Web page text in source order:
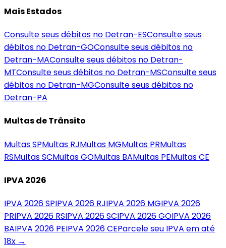
Mais Estados
Consulte seus débitos no Detran-ESConsulte seus
débitos no Detran-GOConsulte seus débitos no
Detran-MAConsulte seus débitos no Detran-
MTConsulte seus débitos no Detran-MSConsulte seus
débitos no Detran-MGConsulte seus débitos no
Detran-PA
Multas de Trânsito
MultasSPMultas RJMultas MGMultas PRMultas
RSMultasSCMultasGOMultas BAMultas PEMultasCE
IPVA 2026
IPVA 2026SPIPVA 2026 RJIPVA 2026 MGIPVA 2026
PRIPVA 2026 RSIPVA 2026SCIPVA 2026GOIPVA 2026
BAIPVA 2026 PEIPVA 2026CEParcele seu IPVA em até
18x →